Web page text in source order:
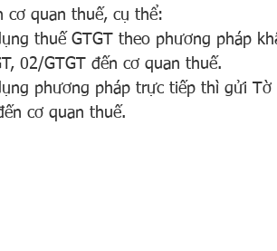
cơ quan thuế, cụ thể:
thuế GTGT theo phương pháp
02/GTGT đến cơ quan thuế.
phương pháp trực tiếp thì gửi Tờ
cơ quan thuế.